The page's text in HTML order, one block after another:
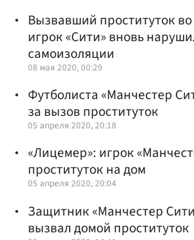
Вызвавший проституток
игрок «Сити» вновь
самоизоляции
08 мая 2020, 00:29
Футболиста «Манчестер
за вызов проституток
05 апреля 2020, 20:18
«Лицемер»: игрок
проституток на дом
05 апреля 2020, 20:04
Защитник «Манчестер
вызвал домой проституток